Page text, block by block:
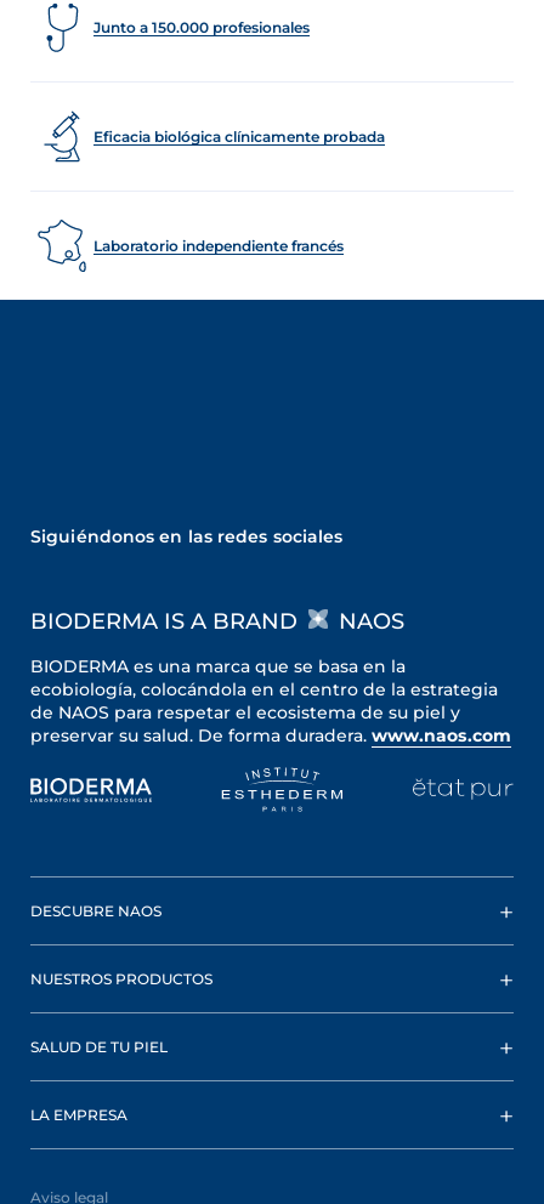
Junto a 150.000 profesionales
Eficacia biológica clínicamente probada
Laboratorio independiente francés
Siguiéndonos en las redes sociales
BIODERMA IS A BRAND NAOS
BIODERMA es una marca que se basa en la
ecobiología, colocándola en el centro de la estrategia
de NAOS para respetar el ecosistema de su piel y
preservar su salud. De forma duradera. www.naos.com
DESCUBRE NAOS
NUESTROS PRODUCTOS
SALUD DE TU PIEL
LA EMPRESA
Aviso legal